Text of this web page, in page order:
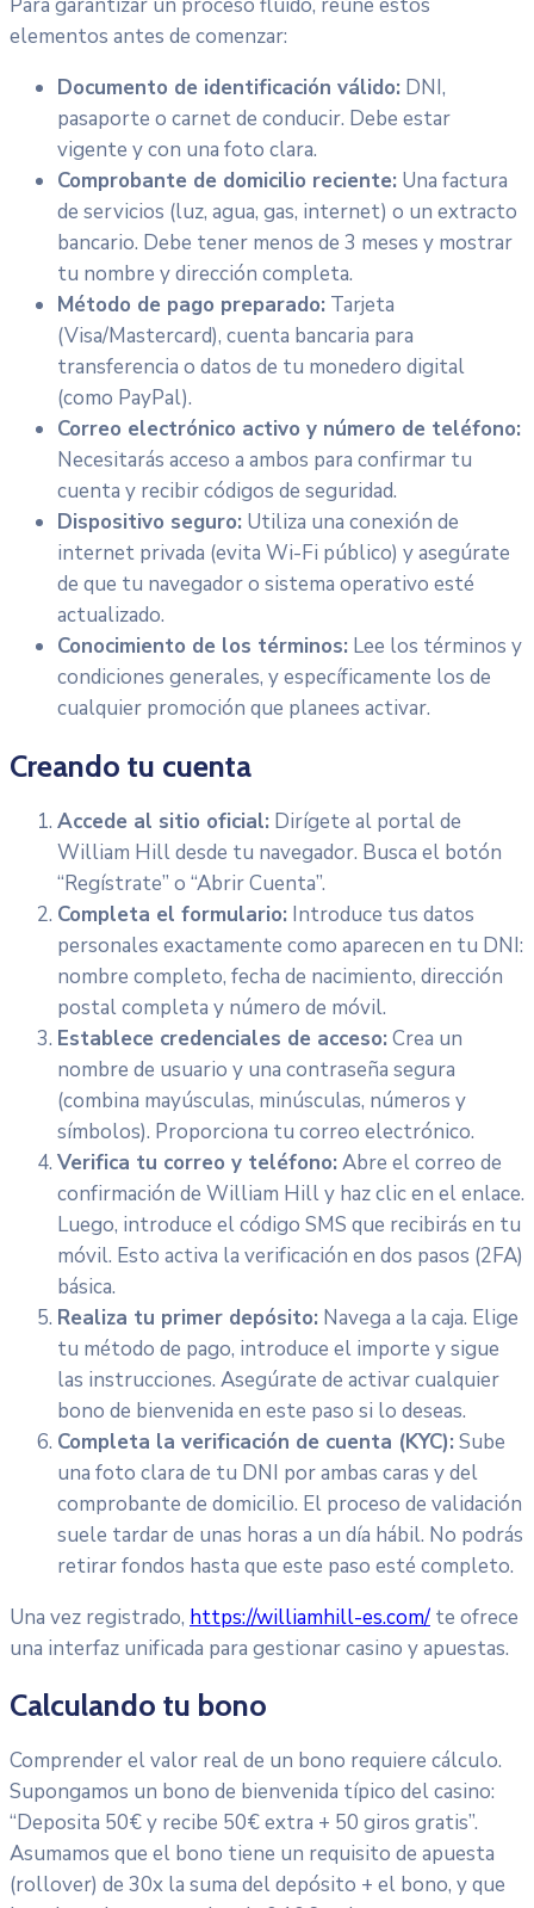
Para garantizar un proceso fluido, reúne estos
elementos antes de comenzar:
Documento de identificación válido: DNI,
pasaporte o carnet de conducir. Debe estar
vigente y con una foto clara.
Comprobante de domicilio reciente: Una factura
de servicios (luz, agua, gas, internet) o un extracto
bancario. Debe tener menos de 3 meses y mostrar
tu nombre y dirección completa.
Método de pago preparado: Tarjeta
(Visa/Mastercard), cuenta bancaria para
transferencia o datos de tu monedero digital
(como PayPal).
Correo electrónico activo y número de teléfono:
Necesitarás acceso a ambos para confirmar tu
cuenta y recibir códigos de seguridad.
Dispositivo seguro: Utiliza una conexión de
internet privada (evita Wi-Fi público) y asegúrate
de que tu navegador o sistema operativo esté
actualizado.
Conocimiento de los términos: Lee los términos y
condiciones generales, y específicamente los de
cualquier promoción que planees activar.
Creando tu cuenta
Accede al sitio oficial: Dirígete al portal de
William Hill desde tu navegador. Busca el botón
“Regístrate” o “Abrir Cuenta”.
Completa el formulario: Introduce tus datos
personales exactamente como aparecen en tu DNI:
nombre completo, fecha de nacimiento, dirección
postal completa y número de móvil.
Establece credenciales de acceso: Crea un
nombre de usuario y una contraseña segura
(combina mayúsculas, minúsculas, números y
símbolos). Proporciona tu correo electrónico.
Verifica tu correo y teléfono: Abre el correo de
confirmación de William Hill y haz clic en el enlace.
Luego, introduce el código SMS que recibirás en tu
móvil. Esto activa la verificación en dos pasos (2FA)
básica.
Realiza tu primer depósito: Navega a la caja. Elige
tu método de pago, introduce el importe y sigue
las instrucciones. Asegúrate de activar cualquier
bono de bienvenida en este paso si lo deseas.
Completa la verificación de cuenta (KYC): Sube
una foto clara de tu DNI por ambas caras y del
comprobante de domicilio. El proceso de validación
suele tardar de unas horas a un día hábil. No podrás
retirar fondos hasta que este paso esté completo.
Una vez registrado, https://williamhill-es.com/ te ofrece
una interfaz unificada para gestionar casino y apuestas.
Calculando tu bono
Comprender el valor real de un bono requiere cálculo.
Supongamos un bono de bienvenida típico del casino:
“Deposita 50€ y recibe 50€ extra + 50 giros gratis”.
Asumamos que el bono tiene un requisito de apuesta
(rollover) de 30x la suma del depósito + el bono, y que